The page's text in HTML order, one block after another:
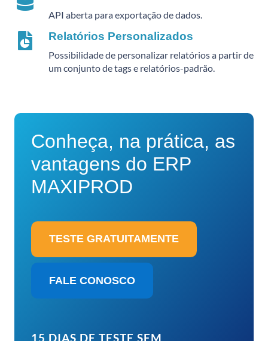
API aberta para exportação de dados.
Relatórios Personalizados
Possibilidade de personalizar relatórios a partir de
um conjunto de tags e relatórios-padrão.
Conheça, na prática, as
vantagens do ERP
MAXIPROD
TESTE GRATUITAMENTE
FALE CONOSCO
15 DIAS DE TESTE SEM